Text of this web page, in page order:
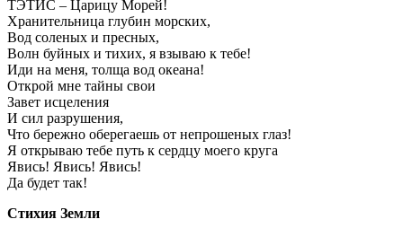
ТЭТИС – Царицу Морей!
Хранительница глубин морских,
Вод соленых и пресных,
Волн буйных и тихих, я взываю к тебе!
Иди на меня, толща вод океана!
Открой мне тайны свои
Завет исцеления
И сил разрушения,
Что бережно оберегаешь от непрошеных глаз!
Я открываю тебе путь к сердцу моего круга
Явись! Явись! Явись!
Да будет так!
Стихия Земли